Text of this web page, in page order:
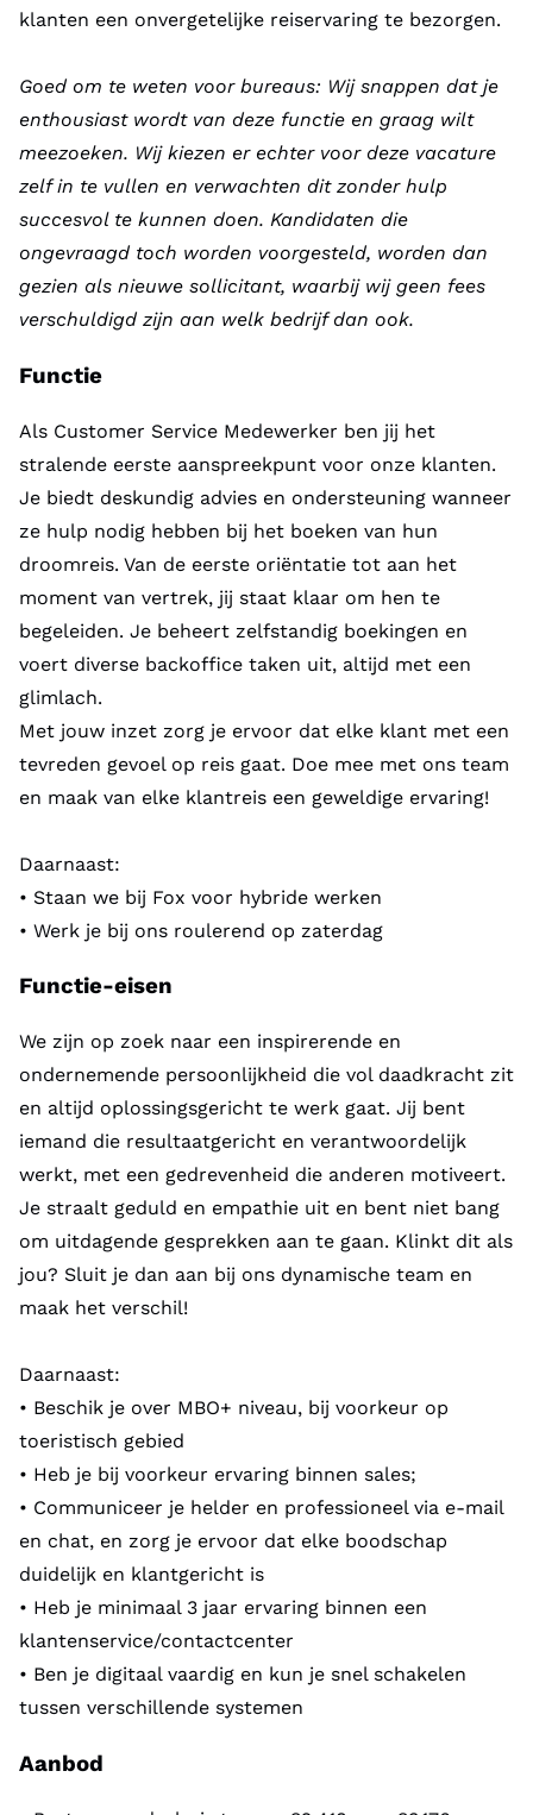
klanten een onvergetelijke reiservaring te bezorgen.
Goed om te weten voor bureaus: Wij snappen dat je
enthousiast wordt van deze functie en graag wilt
meezoeken. Wij kiezen er echter voor deze vacature
zelf in te vullen en verwachten dit zonder hulp
succesvol te kunnen doen. Kandidaten die
ongevraagd toch worden voorgesteld, worden dan
gezien als nieuwe sollicitant, waarbij wij geen fees
verschuldigd zijn aan welk bedrijf dan ook.
Functie
Als Customer Service Medewerker ben jij het
stralende eerste aanspreekpunt voor onze klanten.
Je biedt deskundig advies en ondersteuning wanneer
ze hulp nodig hebben bij het boeken van hun
droomreis. Van de eerste oriëntatie tot aan het
moment van vertrek, jij staat klaar om hen te
begeleiden. Je beheert zelfstandig boekingen en
voert diverse backoffice taken uit, altijd met een
glimlach.
Met jouw inzet zorg je ervoor dat elke klant met een
tevreden gevoel op reis gaat. Doe mee met ons team
en maak van elke klantreis een geweldige ervaring!
Daarnaast:
• Staan we bij Fox voor hybride werken
• Werk je bij ons roulerend op zaterdag
Functie-eisen
We zijn op zoek naar een inspirerende en
ondernemende persoonlijkheid die vol daadkracht zit
en altijd oplossingsgericht te werk gaat. Jij bent
iemand die resultaatgericht en verantwoordelijk
werkt, met een gedrevenheid die anderen motiveert.
Je straalt geduld en empathie uit en bent niet bang
om uitdagende gesprekken aan te gaan. Klinkt dit als
jou? Sluit je dan aan bij ons dynamische team en
maak het verschil!
Daarnaast:
• Beschik je over MBO+ niveau, bij voorkeur op
toeristisch gebied
• Heb je bij voorkeur ervaring binnen sales;
• Communiceer je helder en professioneel via e-mail
en chat, en zorg je ervoor dat elke boodschap
duidelijk en klantgericht is
• Heb je minimaal 3 jaar ervaring binnen een
klantenservice/contactcenter
• Ben je digitaal vaardig en kun je snel schakelen
tussen verschillende systemen
Aanbod